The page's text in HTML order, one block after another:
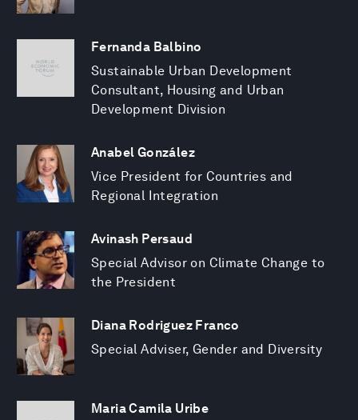
Fernanda Balbino
Sustainable Urban Development
Consultant, Housing and Urban
Development Division
Anabel González
Vice President for Countries and
Regional Integration
Avinash Persaud
Special Advisor on Climate Change to
the President
Diana Rodriguez Franco
Special Adviser, Gender and Diversity
Maria Camila Uribe